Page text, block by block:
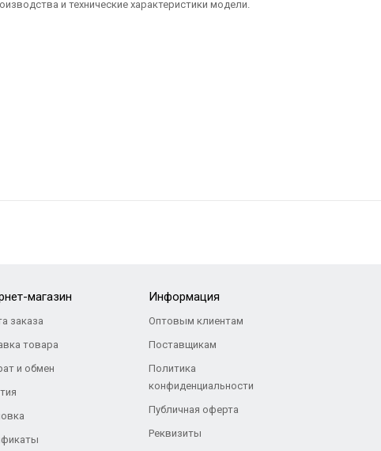
и технические характеристики модели.
магазин
заказа
товара
и обмен
Информация
Оптовым клиентам
Поставщикам
Политика
конфиденциальности
Публичная оферта
Реквизиты